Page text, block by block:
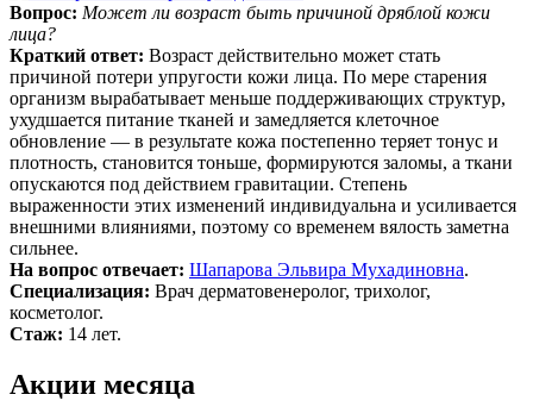
Вопрос: Может ли возраст быть причиной дряблой кожи
лица?
Краткий ответ: Возраст действительно может стать
причиной потери упругости кожи лица. По мере старения
организм вырабатывает меньше поддерживающих структур,
ухудшается питание тканей и замедляется клеточное
обновление — в результате кожа постепенно теряет тонус и
плотность, становится тоньше, формируются заломы, а ткани
опускаются под действием гравитации. Степень
выраженности этих изменений индивидуальна и усиливается
внешними влияниями, поэтому со временем вялость заметна
сильнее.
На вопрос отвечает: Шапарова Эльвира Мухадиновна.
Специализация: Врач дерматовенеролог, трихолог,
косметолог.
Стаж: 14 лет.
Акции месяца